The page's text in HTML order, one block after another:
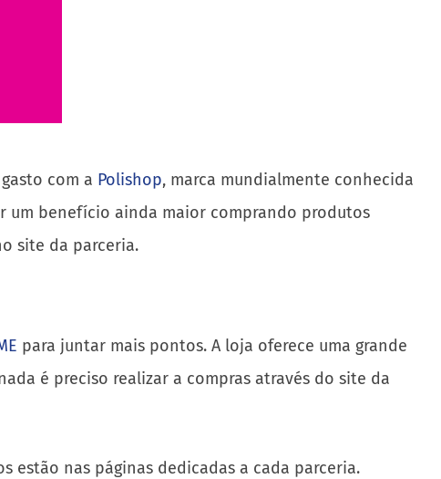
com a Polishop, marca mundialmente conhecida
um benefício ainda maior comprando produtos
site da parceria.
para juntar mais pontos. A loja oferece uma grande
é preciso realizar a compras através do site da
estão nas páginas dedicadas a cada parceria.